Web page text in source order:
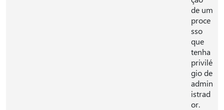
de um
proce
sso
que
tenha
privilé
gio de
admin
istrad
or.